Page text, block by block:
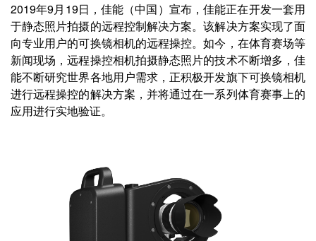
2019年9月19日，佳能（中国）宣布，佳能正在开发一套用
于静态照片拍摄的远程控制解决方案。该解决方案实现了面
向专业用户的可换镜相机的远程操控。如今，在体育赛场等
新闻现场，远程操控相机拍摄静态照片的技术不断增多，佳
能不断研究世界各地用户需求，正积极开发旗下可换镜相机
进行远程操控的解决方案，并将通过在一系列体育赛事上的
应用进行实地验证。